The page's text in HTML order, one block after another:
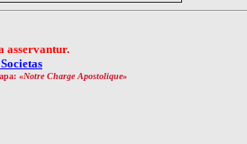
asservantur.
«Notre Charge Apostolique»